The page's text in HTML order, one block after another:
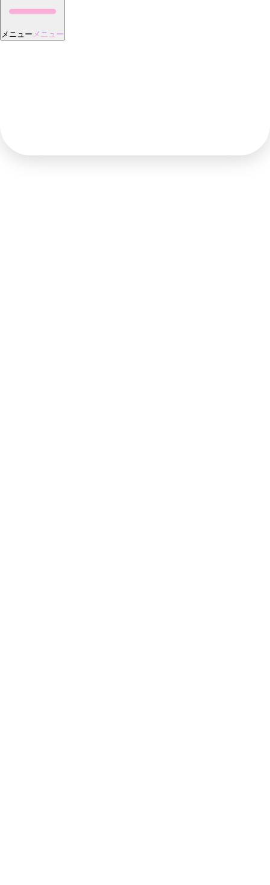
メニュー メニュー